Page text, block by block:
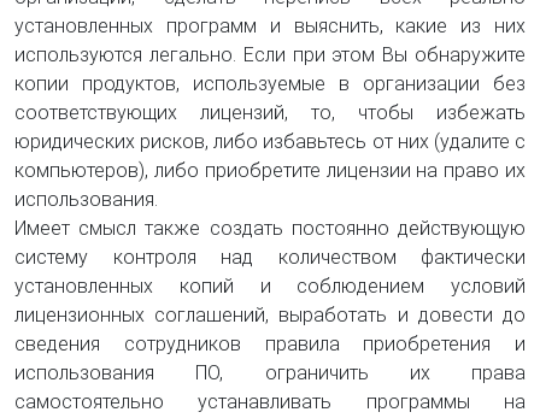
установленных программ и выяснить, какие из них
используются легально. Если при этом Вы обнаружите
копии продуктов, используемые в организации без
соответствующих лицензий, то, чтобы избежать
юридических рисков, либо избавьтесь от них (удалите с
компьютеров), либо приобретите лицензии на право их
использования.
Имеет смысл также создать постоянно действующую
систему контроля над количеством фактически
установленных копий и соблюдением условий
лицензионных соглашений, выработать и довести до
сведения сотрудников правила приобретения и
использования ПО, ограничить их права
самостоятельно устанавливать программы на